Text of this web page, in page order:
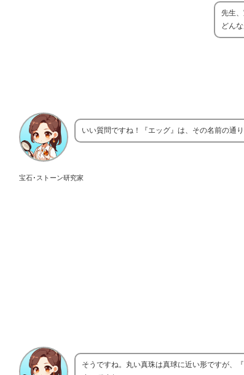
先生
どん
宝石･ストーン研究家
いい質問ですね！『エッグ』は、その名前の通
そうですね。丸い真珠は真球に近い形ですが、